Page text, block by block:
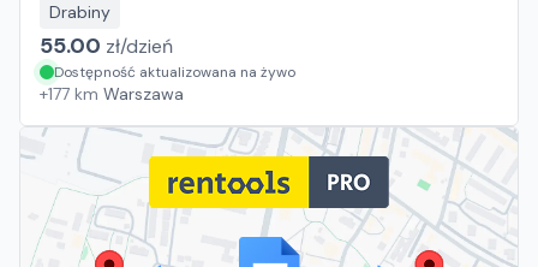
Drabiny
55.00 zł/dzień
Dostępność aktualizowana na żywo
+177 km Warszawa